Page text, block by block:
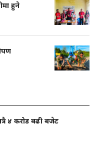
हुने
४ करोड बढी बजेट